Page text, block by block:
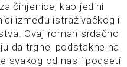
činjenice, kao jedini
između istraživačkog i
Ovaj roman srdačno
da trgne, podstakne na
svakog od nas i podseti